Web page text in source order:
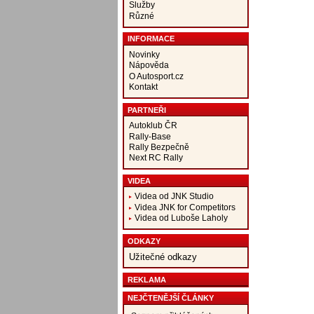
Služby
Různé
INFORMACE
Novinky
Nápověda
O Autosport.cz
Kontakt
PARTNEŘI
Autoklub ČR
Rally-Base
Rally Bezpečně
Next RC Rally
VIDEA
Videa od JNK Studio
Videa JNK for Competitors
Videa od Luboše Laholy
ODKAZY
Užitečné odkazy
REKLAMA
NEJČTENĚJŠÍ ČLÁNKY